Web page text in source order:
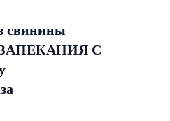
свинины
С